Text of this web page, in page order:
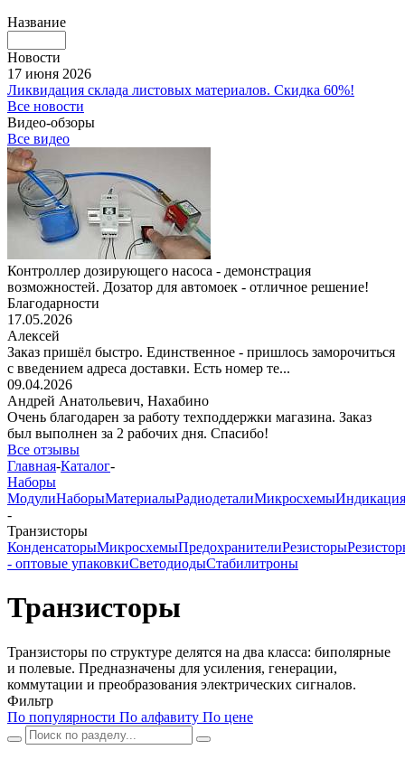
Название
Новости
17 июня 2026
Ликвидация склада листовых материалов. Скидка 60%!
Все новости
Видео-обзоры
Все видео
Контроллер дозирующего насоса - демонстрация
возможностей. Дозатор для автомоек - отличное решение!
Благодарности
17.05.2026
Алексей
Заказ пришёл быстро. Единственное - пришлось заморочиться
с введением адреса доставки. Есть номер те...
09.04.2026
Андрей Анатольевич, Нахабино
Очень благодарен за работу техподдержки магазина. Заказ
был выполнен за 2 рабочих дня. Спасибо!
Все отзывы
Главная-Каталог-
Наборы
МодулиНаборыМатериалыРадиодеталиМикросхемыИндикация
-
Транзисторы
КонденсаторыМикросхемыПредохранителиРезисторы
- оптовые упаковкиСветодиодыСтабилитроны
Транзисторы
Транзисторы по структуре делятся на два класса: биполярные
и полевые. Предназначены для усиления, генерации,
коммутации и преобразования электрических сигналов.
Фильтр
По популярности По алфавиту По цене